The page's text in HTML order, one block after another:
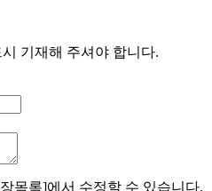
기재해 주셔야 합니다.
목록]에서 수정할 수 있습니다.